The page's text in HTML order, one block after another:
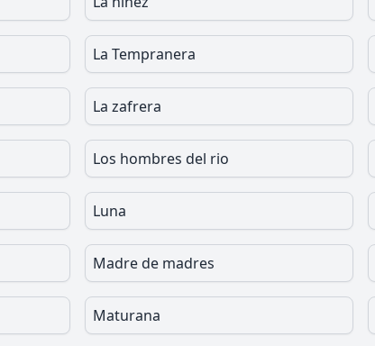
La Tempranera
La zafrera
Los hombres del rio
Luna
Madre de madres
Maturana